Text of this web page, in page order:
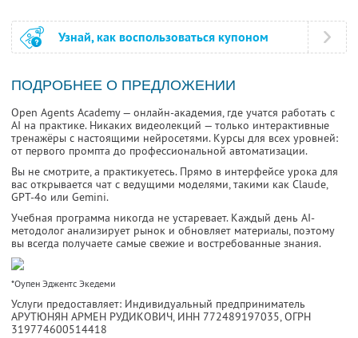
Узнай, как воспользоваться купоном
ПОДРОБНЕЕ О ПРЕДЛОЖЕНИИ
Open Agents Academy — онлайн-академия, где учатся работать с
AI на практике. Никаких видеолекций — только интерактивные
тренажёры с настоящими нейросетями. Курсы для всех уровней:
от первого промпта до профессиональной автоматизации.
Вы не смотрите, а практикуетесь. Прямо в интерфейсе урока для
вас открывается чат с ведущими моделями, такими как Claude,
GPT-4o или Gemini.
Учебная программа никогда не устаревает. Каждый день AI-
методолог анализирует рынок и обновляет материалы, поэтому
вы всегда получаете самые свежие и востребованные знания.
*Оупен Эджентс Экедеми
Услуги предоставляет: Индивидуальный предприниматель
АРУТЮНЯН АРМЕН РУДИКОВИЧ, ИНН 772489197035, ОГРН
319774600514418